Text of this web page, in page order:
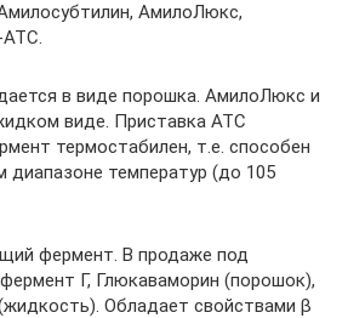
АмилоЛюкс,
в виде порошка. АмилоЛюкс и
виде. Приставка АТС
термостабилен, т.е. способен
диапазоне температур (до 105
фермент. В продаже под
Г, Глюкаваморин (порошок),
Обладает свойствами β